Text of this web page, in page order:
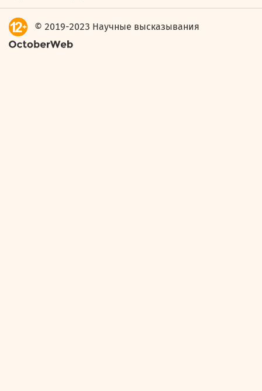
© 2019-2023 Научные высказывания